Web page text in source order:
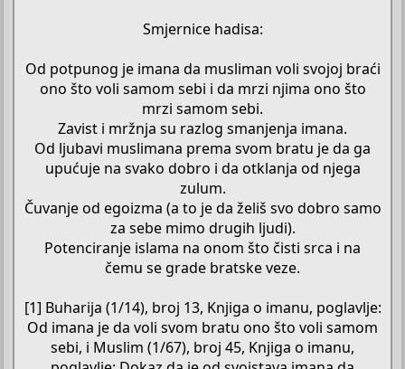
Smjernice hadisa:
Od potpunog je imana da musliman voli svojoj braći
ono što voli samom sebi i da mrzi njima ono što
mrzi samom sebi.
Zavist i mržnja su razlog smanjenja imana.
Od ljubavi muslimana prema svom bratu je da ga
upućuje na svako dobro i da otklanja od njega
zulum.
Čuvanje od egoizma (a to je da želiš svo dobro samo
za sebe mimo drugih ljudi).
Potenciranje islama na onom što čisti srca i na
čemu se grade bratske veze.
[1] Buharija (1/14), broj 13, Knjiga o imanu, poglavlje:
Od imana je da voli svom bratu ono što voli samom
sebi, i Muslim (1/67), broj 45, Knjiga o imanu,